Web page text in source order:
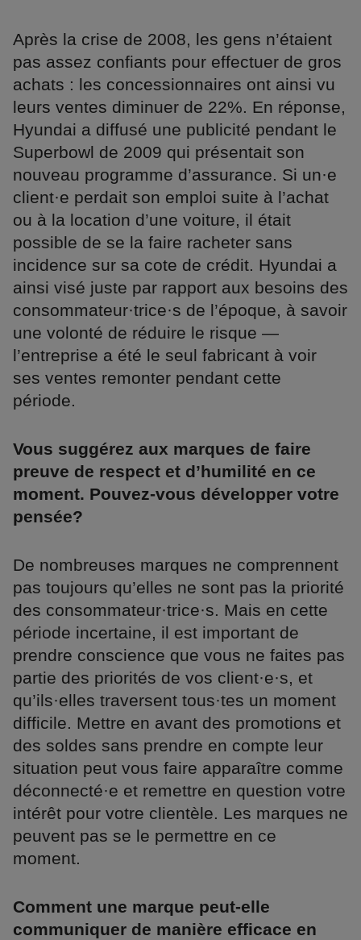
Après la crise de 2008, les gens n’étaient
pas assez confiants pour effectuer de gros
achats : les concessionnaires ont ainsi vu
leurs ventes diminuer de 22%. En réponse,
Hyundai a diffusé une publicité pendant le
Superbowl de 2009 qui présentait son
nouveau programme d’assurance. Si un·e
client·e perdait son emploi suite à l’achat
ou à la location d’une voiture, il était
possible de se la faire racheter sans
incidence sur sa cote de crédit. Hyundai a
ainsi visé juste par rapport aux besoins des
consommateur·trice·s de l’époque, à savoir
une volonté de réduire le risque —
l’entreprise a été le seul fabricant à voir
ses ventes remonter pendant cette
période.
Vous suggérez aux marques de faire
preuve de respect et d’humilité en ce
moment. Pouvez-vous développer votre
pensée?
De nombreuses marques ne comprennent
pas toujours qu’elles ne sont pas la priorité
des consommateur·trice·s. Mais en cette
période incertaine, il est important de
prendre conscience que vous ne faites pas
partie des priorités de vos client·e·s, et
qu’ils·elles traversent tous·tes un moment
difficile. Mettre en avant des promotions et
des soldes sans prendre en compte leur
situation peut vous faire apparaître comme
déconnecté·e et remettre en question votre
intérêt pour votre clientèle. Les marques ne
peuvent pas se le permettre en ce
moment.
Comment une marque peut-elle
communiquer de manière efficace en